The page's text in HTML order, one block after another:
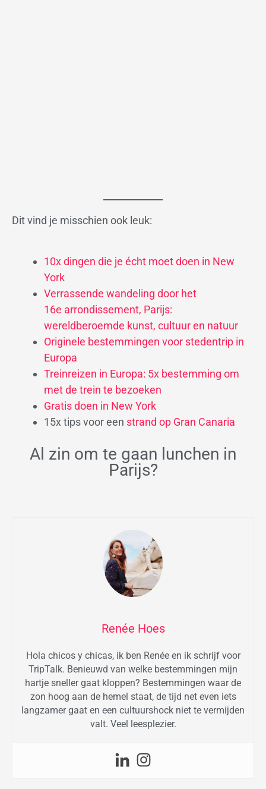
Dit vind je misschien ook leuk:
10x dingen die je écht moet doen in New
York
Verrassende wandeling door het
16e arrondissement, Parijs:
wereldberoemde kunst, cultuur en natuur
Originele bestemmingen voor stedentrip in
Europa
Treinreizen in Europa: 5x bestemming om
met de trein te bezoeken
Gratis doen in New York
15x tips voor een strand op Gran Canaria
Al zin om te gaan lunchen in
Parijs?
Renée Hoes
Hola chicos y chicas, ik ben Renée en ik schrijf voor
TripTalk. Benieuwd van welke bestemmingen mijn
hartje sneller gaat kloppen? Bestemmingen waar de
zon hoog aan de hemel staat, de tijd net even iets
langzamer gaat en een cultuurshock niet te vermijden
valt. Veel leesplezier.